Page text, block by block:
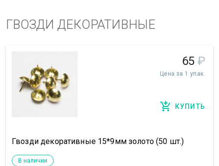
ГВОЗДИ ДЕКОРАТИВНЫЕ
65 ₽
Цена за 1 упак.
КУПИТЬ
Гвозди декоративные 15*9мм золото (50 шт.)
В наличии